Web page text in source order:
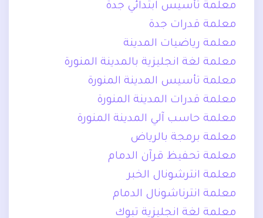
معلمة تأسيس ابتدائي جدة
معلمة قدرات جدة
معلمة رياضيات المدينة
معلمة لغة انجليزية بالمدينة المنورة
معلمة تأسيس المدينة المنورة
معلمة قدرات المدينة المنورة
معلمة حاسب آلي المدينة المنورة
معلمة برمجة بالرياض
معلمة تحفيظ قرآن الدمام
معلمة انترشونال الخبر
معلمة انترناشونال الدمام
معلمة لغة انجليزية تبوك